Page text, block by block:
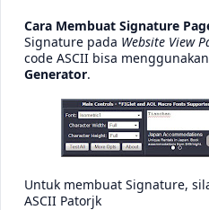
Cara Membuat Signature
Signature pada Website View
code ASCII bisa menggunakan
Generator.
Untuk membuat Signature,
ASCII Patorjk